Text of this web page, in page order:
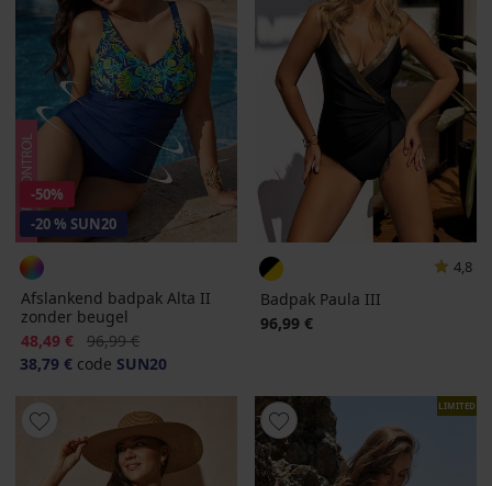
-50%
-20 % SUN20
Afslankend badpak Alta II
zonder beugel
Korting
48,49 € Oorspronkelijke prijs
96,99 €
38,79 € code SUN20
4,8
Badpak Paula III
96,99 €
LIMITED